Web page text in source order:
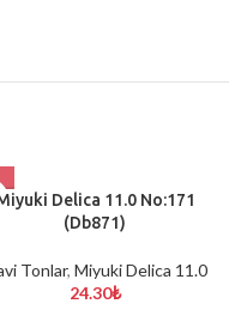
Delica 11.0 No:171
(Db871)
Tonlar, Miyuki Delica 11.0
24.30₺